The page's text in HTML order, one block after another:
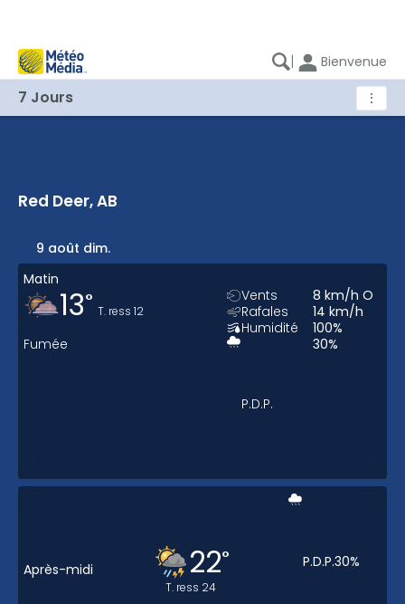
| Bienvenue
7 Jours ⋮
Red Deer, AB - Météo 7 jours
Red Deer, AB
9 août dim.
Matin
13°
T. ress 12
Vents
Rafales
Humidité
8 km/h O
14 km/h
100%
P.D.P.
30%
Fumée
Après-midi 22°
T. ress 24
P.D.P.30%